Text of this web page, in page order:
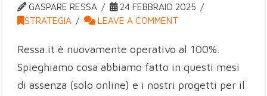
GASPARE RESSA
24 FEBBRAIO 2025
STRATEGIA
LEAVE A COMMENT
Ressa.it è nuovamente operativo al 100%.
Spieghiamo cosa abbiamo fatto in questi mesi
di assenza (solo online) e i nostri progetti per il